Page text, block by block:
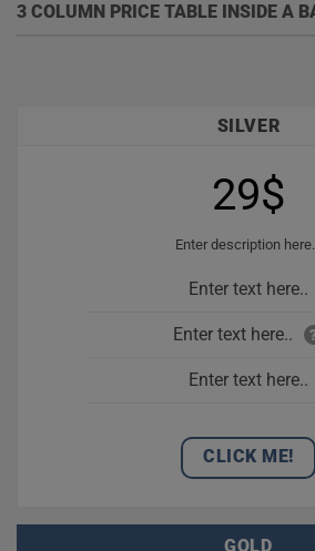
3 COLUMN PRICE TABLE INSIDE A
SILVER
29$
Enter description
Enter text here..
Enter text here..
Enter text here..
CLICK ME!
GOLD